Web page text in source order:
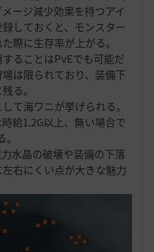
ージ減少効果を持つアイ
しておくと、モンスター
際に生存率が上がる。
ることはPvEでも可能だ
は限られており、装備下
る。
て海ワニが挙げられる。
給1.2G以上、無い場合で
水晶の破壊や装備の下落
右にくい点が大きな魅力